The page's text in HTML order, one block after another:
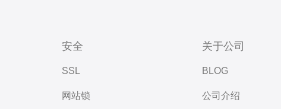
安全
SSL
网站锁
关于公司
BLOG
公司介绍